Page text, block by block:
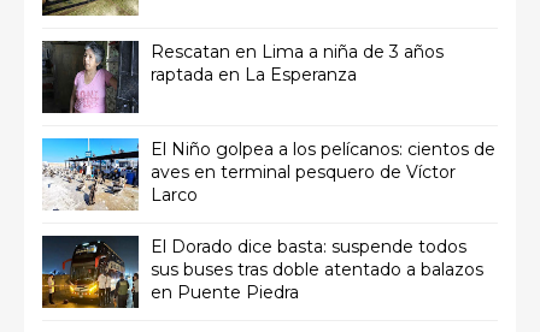
Rescatan en Lima a niña de 3 años
raptada en La Esperanza
El Niño golpea a los pelícanos: cientos de
aves en terminal pesquero de Víctor
Larco
El Dorado dice basta: suspende todos
sus buses tras doble atentado a balazos
en Puente Piedra